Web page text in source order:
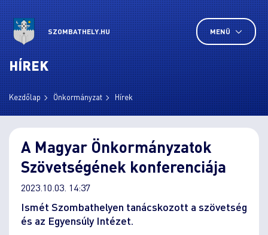
SZOMBATHELY.HU MENÜ
HÍREK
Kezdőlap Önkormányzat Hírek
A Magyar Önkormányzatok
Szövetségének konferenciája
2023.10.03. 14:37
Ismét Szombathelyen tanácskozott a szövetség
és az Egyensúly Intézet.